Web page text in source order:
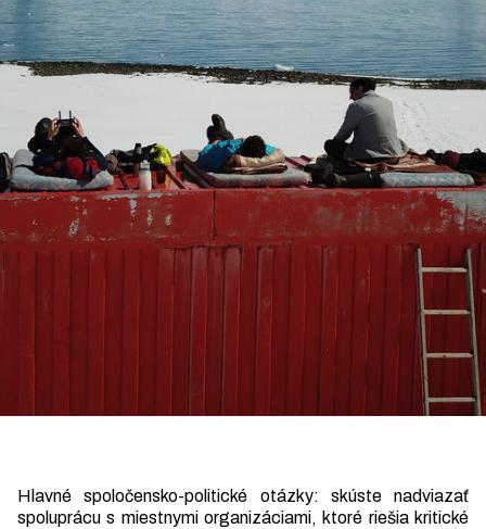
Hlavné spoločensko-politické otázky: skúste nadviazať
spoluprácu s miestnymi organizáciami, ktoré riešia kritické